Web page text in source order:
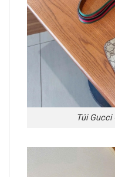
Túi Gucci